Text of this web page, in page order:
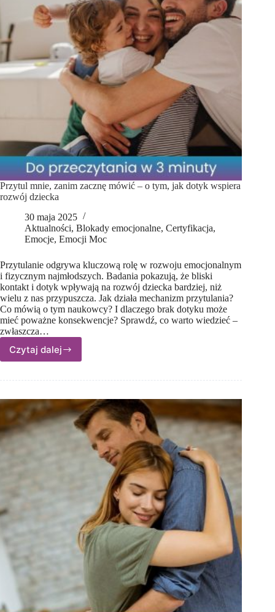
Przytul mnie, zanim zacznę mówić – o tym, jak dotyk wspiera
rozwój dziecka
30 maja 2025
Aktualności, Blokady emocjonalne, Certyfikacja,
Emocje, Emocji Moc
Przytulanie odgrywa kluczową rolę w rozwoju emocjonalnym
i fizycznym najmłodszych. Badania pokazują, że bliski
kontakt i dotyk wpływają na rozwój dziecka bardziej, niż
wielu z nas przypuszcza. Jak działa mechanizm przytulania?
Co mówią o tym naukowcy? I dlaczego brak dotyku może
mieć poważne konsekwencje? Sprawdź, co warto wiedzieć –
zwłaszcza…
Czytaj dalej
Przytul
zanim
mówić
–
o tym,